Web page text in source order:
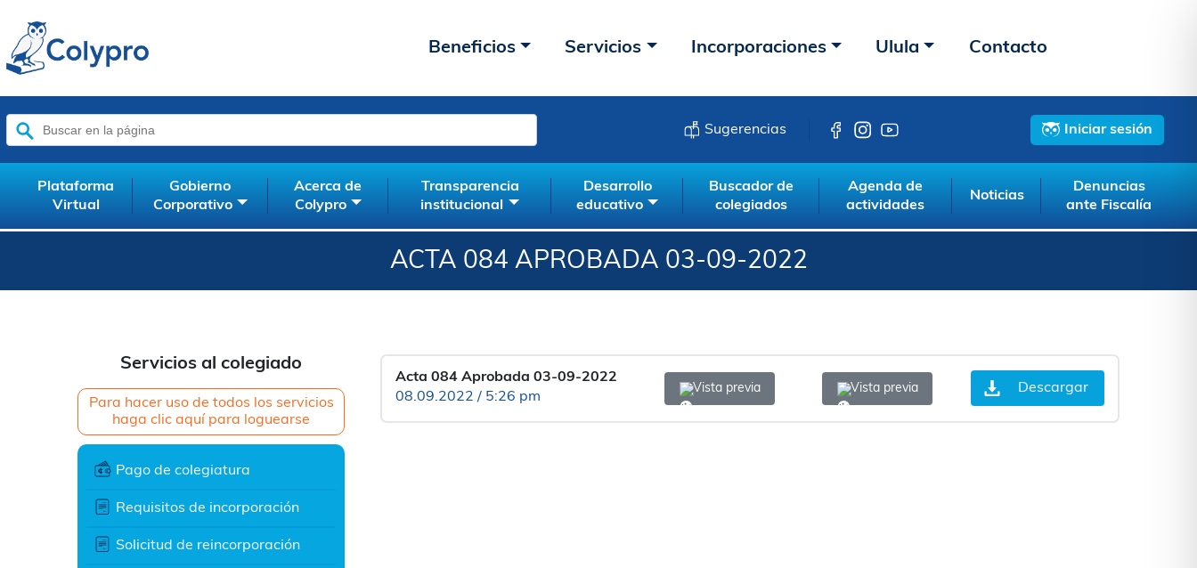
Beneficios Servicios Incorporaciones Ulula Contacto
Buscar:
Sugerencias Iniciar sesión
Plataforma
Virtual
Gobierno
Corporativo
Acerca de
Colypro
Transparencia
institucional
Desarrollo
educativo
Buscador de
colegiados
Agenda de
actividades
Noticias
Denuncias
ante Fiscalía
ACTA 084 APROBADA 03-09-2022
Servicios al colegiado
Para hacer uso de todos los servicios
haga clic aquí para loguearse
Pago de colegiatura
Requisitos de incorporación
Solicitud de reincorporación
Acta 084 Aprobada 03-09-2022
08.09.2022 / 5:26 pm
Vista previa Vista previa Descargar